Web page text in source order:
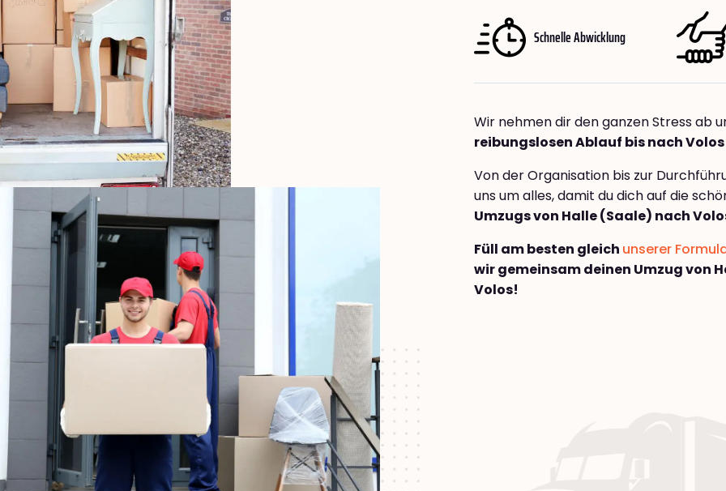
Schnelle Abwicklung
Wir nehmen dir den ganzen Stress ab
reibungslosen Ablauf bis nach Volos
Von der Organisation bis zur
uns um alles, damit du dich auf die
Umzugs von Halle (Saale) nach
Füll am besten gleich unserer
wir gemeinsam deinen Umzug von
Volos!